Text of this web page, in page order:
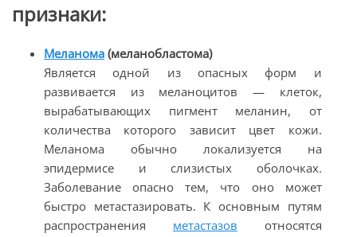
признаки:
Меланома (меланобластома)
Является одной из опасных форм и
развивается из меланоцитов — клеток,
вырабатывающих пигмент меланин, от
количества которого зависит цвет кожи.
Меланома обычно локализуется на
эпидермисе и слизистых оболочках.
Заболевание опасно тем, что оно может
быстро метастазировать. К основным путям
распространения метастазов относятся